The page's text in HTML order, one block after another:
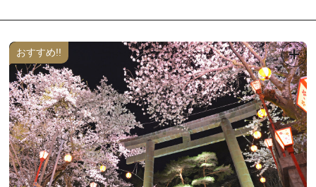
おすすめ!!